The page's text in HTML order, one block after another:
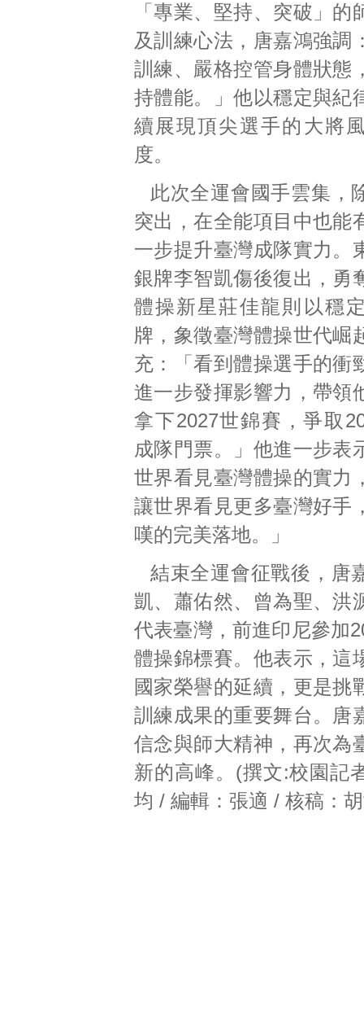
「專業、堅持、突破」的
及訓練心法，唐嘉鴻強調
訓練、嚴格控管身體狀態
持體能。」他以穩定與紀
續展現頂尖選手的大將
度。
此次全運會國手雲集，
突出，在全能項目中也能
一步提升臺灣成隊實力。
銀牌李智凱傷後復出，勇
體操新星莊佳龍則以穩
牌，象徵臺灣體操世代崛
充：「看到體操選手的衝
進一步發揮影響力，帶領
拿下2027世錦賽，爭取
成隊門票。」他進一步表
世界看見臺灣體操的實力
讓世界看見更多臺灣好手
嘆的完美落地。」
結束全運會征戰後，唐
凱、蕭佑然、曾為聖、洪
代表臺灣，前進印尼參加
體操錦標賽。他表示，這
國家榮譽的延續，更是挑
訓練成果的重要舞台。唐
信念與師大精神，再次為
新的高峰。(撰文:校園記
均 / 編輯：張適 / 核稿：